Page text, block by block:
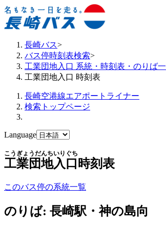
長崎バス>
バス停時刻表検索>
工業団地入口 系統・時刻表・のりば
工業団地入口 時刻表
長崎空港線エアポートライナー
検索トップページ
Language
工業団地入口
こうぎょうだんちいりぐち
時刻表
このバス停の系統一覧
のりば: 長崎駅・神の島向